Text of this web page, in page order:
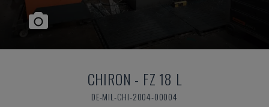
CHIRON - FZ 18 L
DE-MIL-CHI-2004-00004